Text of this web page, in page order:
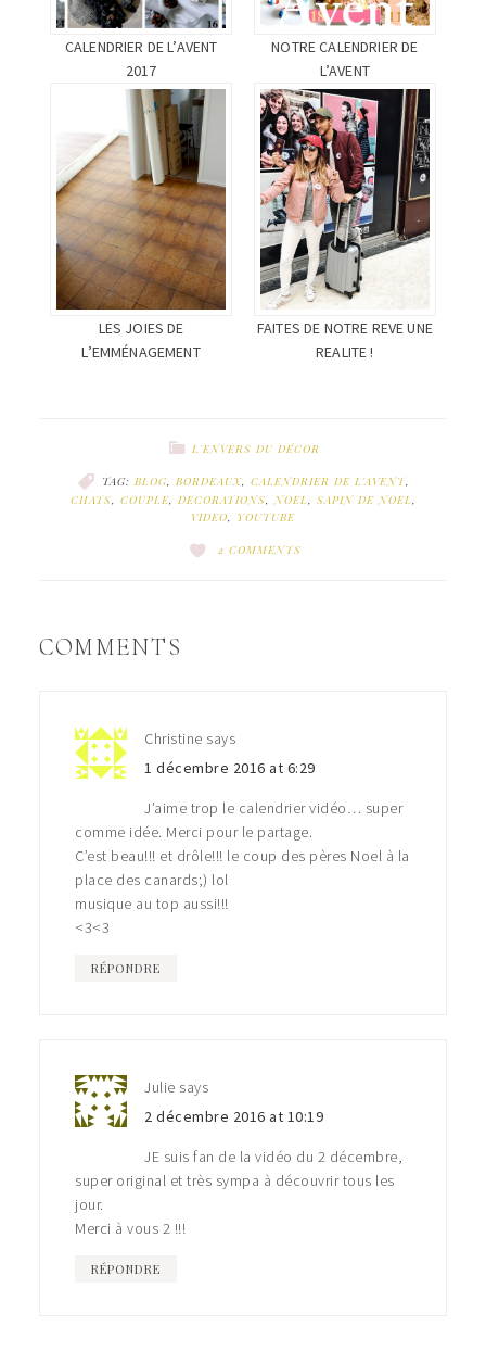
CALENDRIER DE L’AVENT
2017
NOTRE CALENDRIER DE
L’AVENT
LES JOIES DE
L’EMMÉNAGEMENT
FAITES DE NOTRE REVE UNE
REALITE !
L'ENVERS DU DÉCOR
TAG: BLOG, BORDEAUX, CALENDRIER DE L'AVENT,
CHATS, COUPLE, DECORATIONS,NOEL, SAPIN DE NOEL,
VIDEO, YOUTUBE
2 COMMENTS
COMMENTS
Christine says
1 décembre 2016 at 6:29
J’aime trop le calendrier vidéo… super
comme idée. Merci pour le partage.
C’est beau!!! et drôle!!! le coup des pères Noel à la
place des canards;) lol
musique au top aussi!!!
<3<3
RÉPONDRE
Julie says
2 décembre 2016 at 10:19
JE suis fan de la vidéo du 2 décembre,
super original et très sympa à découvrir tous les
jour.
Merci à vous 2 !!!
RÉPONDRE